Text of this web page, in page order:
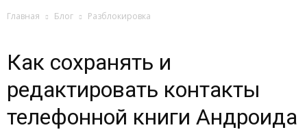
Главная Блог Разблокировка
Как сохранять и
редактировать контакты
телефонной книги Андроида